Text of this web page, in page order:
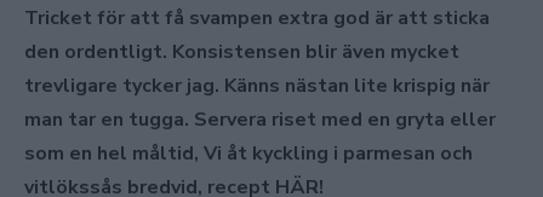
Tricket för att få svampen extra god är att sticka
den ordentligt. Konsistensen blir även mycket
trevligare tycker jag. Känns nästan lite krispig när
man tar en tugga. Servera riset med en gryta eller
som en hel måltid, Vi åt kyckling i parmesan och
vitlökssås bredvid, recept HÄR!